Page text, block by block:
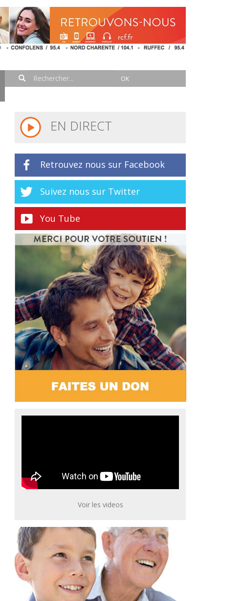
EN DIRECT
Retrouvez nous sur Facebook
Suivez nous sur Twitter
You Tube
Voir les videos